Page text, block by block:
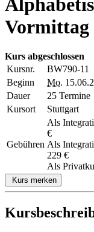
Vormittag
Kurs abgeschlossen
Kursnr.
BW790-11
Beginn
Mo.
Dauer
25 Termine
Kursort
Stuttgart
Gebühren
Als
€
Als
229 €
Als
Kurs merken